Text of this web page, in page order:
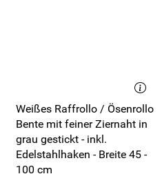
Weißes Raffrollo / Ösenrollo
Bente mit feiner Ziernaht in
grau gestickt - inkl.
Edelstahlhaken - Breite 45 -
100 cm